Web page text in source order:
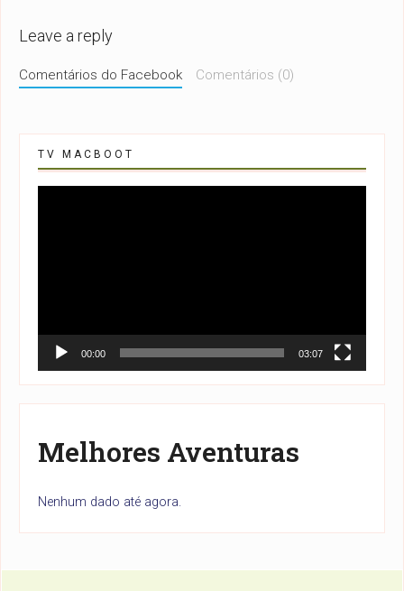
Leave a reply
Comentários do Facebook Comentários (0)
TV MACBOOT
00:00 03:07
Melhores Aventuras
Nenhum dado até agora.